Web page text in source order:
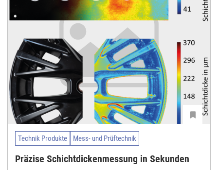
Technik Produkte Mess- und Prüftechnik
Präzise Schichtdickenmessung in Sekunden